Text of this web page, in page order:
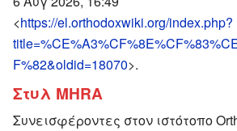
<https://el.orthodoxwiki.org/index.php?
F%82&oldid=18070>.
Στυλ MHRA
Συνεισφέροντες στον ιστότοπο